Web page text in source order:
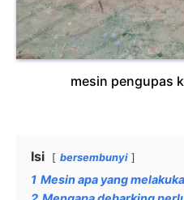
mesin pengupas
Isi bersembunyi
1 Mesin apa yang